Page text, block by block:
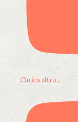
Carica altro...